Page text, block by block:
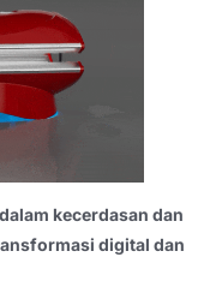
kecerdasan dan
digital dan